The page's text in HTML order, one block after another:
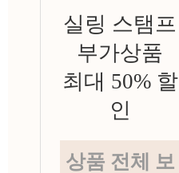
실링 스탬프
부가상품
최대 50% 할
인
상품 전체 보